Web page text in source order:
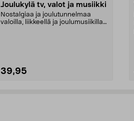
Joulukylä tv, valot ja musiikki
Nostalgiaa ja joulutunnelmaa
valoilla, liikkeellä ja joulumusiikilla.
39,95